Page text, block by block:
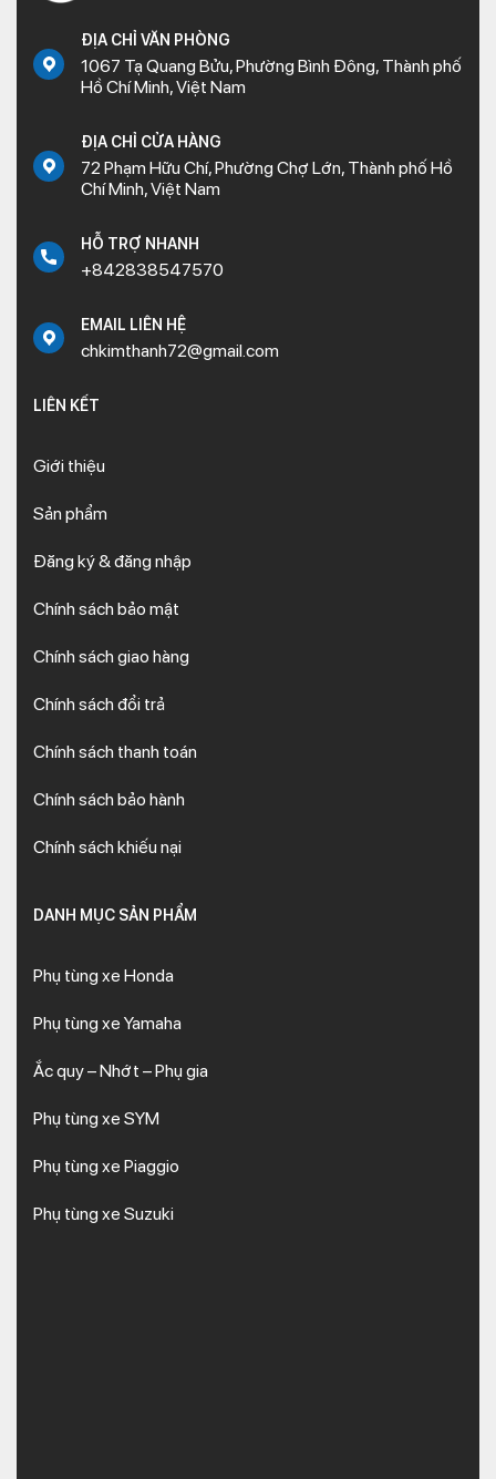
ĐỊA CHỈ VĂN PHÒNG
1067 Tạ Quang Bửu, Phường Bình Đông, Thành phố
Hồ Chí Minh, Việt Nam
ĐỊA CHỈ CỬA HÀNG
72 Phạm Hữu Chí, Phường Chợ Lớn, Thành phố Hồ
Chí Minh, Việt Nam
HỖ TRỢ NHANH
+842838547570
EMAIL LIÊN HỆ
chkimthanh72@gmail.com
LIÊN KẾT
Giới thiệu
Sản phẩm
Đăng ký & đăng nhập
Chính sách bảo mật
Chính sách giao hàng
Chính sách đổi trả
Chính sách thanh toán
Chính sách bảo hành
Chính sách khiếu nại
DANH MỤC SẢN PHẨM
Phụ tùng xe Honda
Phụ tùng xe Yamaha
Ắc quy – Nhớt – Phụ gia
Phụ tùng xe SYM
Phụ tùng xe Piaggio
Phụ tùng xe Suzuki